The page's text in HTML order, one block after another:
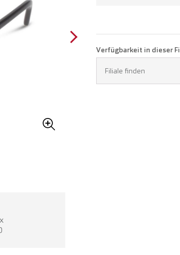
Verfügbarkeit in dieser
Filiale finden